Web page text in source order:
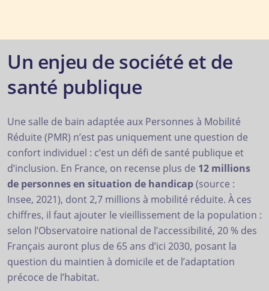
Un enjeu de société et de
santé publique
Une salle de bain adaptée aux Personnes à Mobilité
Réduite (PMR) n’est pas uniquement une question de
confort individuel : c’est un défi de santé publique et
d’inclusion. En France, on recense plus de 12 millions
de personnes en situation de handicap(source :
Insee, 2021), dont 2,7 millions à mobilité réduite. À ces
chiffres, il faut ajouter le vieillissement de la population :
selon l’Observatoire national de l’accessibilité, 20 % des
Français auront plus de 65 ans d’ici 2030, posant la
question du maintien à domicile et de l’adaptation
précoce de l’habitat.